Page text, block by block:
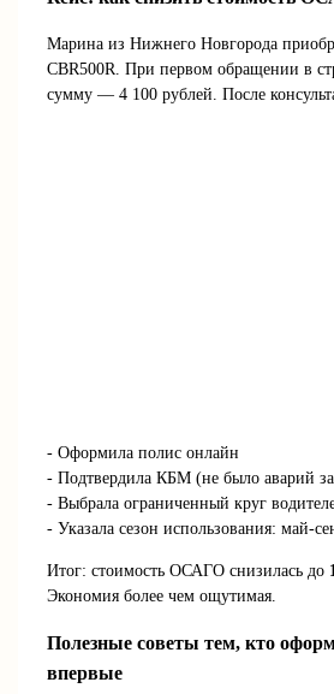
Марина из Нижнего Новгорода
CBR500R. При первом обращении в
сумму — 4 100 рублей. После
- Оформила полис онлайн
- Подтвердила КБМ (не было аварий за
- Выбрала ограниченный круг
- Указала сезон использования: май-
Итог: стоимость ОСАГО снизилась до
Экономия более чем ощутимая.
Полезные советы тем, кто
впервые